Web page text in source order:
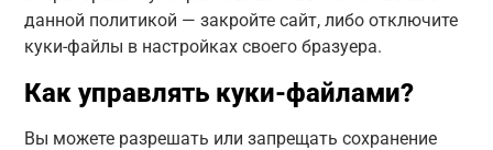
данной политикой — закройте сайт, либо отключите
куки-файлы в настройках своего бразуера.
Как управлять куки-файлами?
Вы можете разрешать или запрещать сохранение